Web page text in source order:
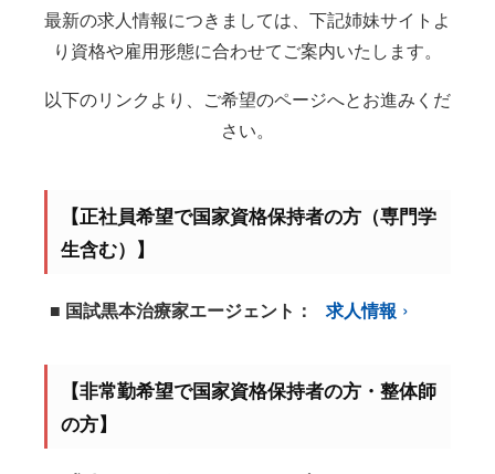
最新の求人情報につきましては、下記姉妹サイトよ
り資格や雇用形態に合わせてご案内いたします。
以下のリンクより、ご希望のページへとお進みくだ
さい。
【正社員希望で国家資格保持者の方（専門学
生含む）】
■ 国試黒本治療家エージェント： 求人情報
【非常勤希望で国家資格保持者の方・整体師
の方】